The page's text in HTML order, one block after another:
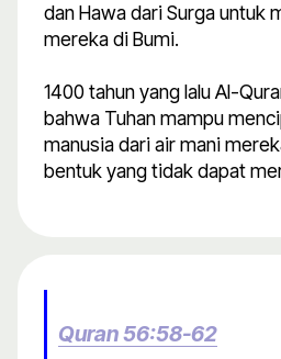
dan Hawa dari Surga untuk
mereka di Bumi.
1400 tahun yang lalu Al-
bahwa Tuhan mampu
manusia dari air mani
bentuk yang tidak dapat
Quran 56:58-62